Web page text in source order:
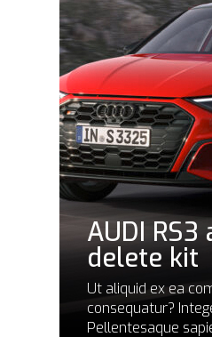
AUDI RS3
delete kit
Ut aliquid ex ea
consequatur?
Pellentesaque